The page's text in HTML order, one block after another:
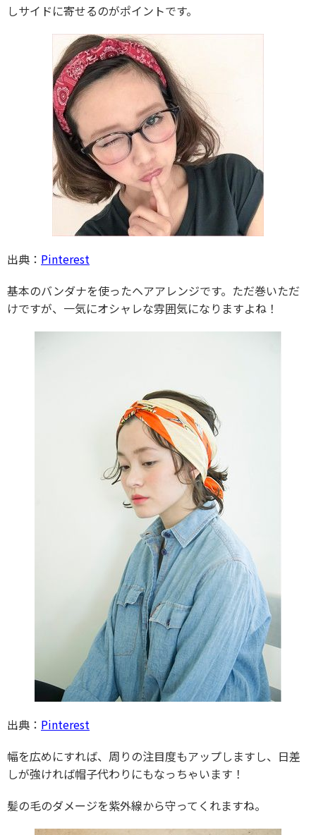
しサイドに寄せるのがポイントです。
出典： Pinterest
基本のバンダナを使ったヘアアレンジです。ただ巻いただ
けですが、一気にオシャレな雰囲気になりますよね！
出典： Pinterest
幅を広めにすれば、周りの注目度もアップしますし、日差
しが強ければ帽子代わりにもなっちゃいます！
髪の毛のダメージを紫外線から守ってくれますね。